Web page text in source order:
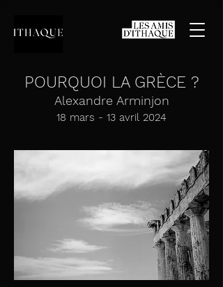
POURQUOI LA GRÈCE ?
Alexandre Arminjon
18 mars - 13 avril 2024